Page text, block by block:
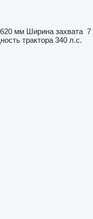
620 мм Ширина захвата 7
трактора 340 л.с.